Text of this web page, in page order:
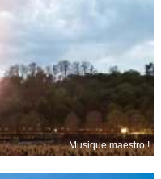
Musique maestro !